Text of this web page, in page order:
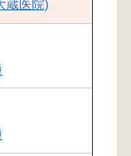
蔵医院)